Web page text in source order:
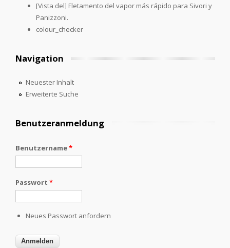
[Vista del] Fletamento del vapor más rápido para Sivori y
Panizzoni.
colour_checker
Navigation
Neuester Inhalt
Erweiterte Suche
Benutzeranmeldung
Benutzername*
Passwort *
Neues Passwort anfordern